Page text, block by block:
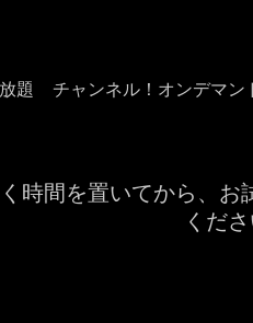
題 チャンネル！オンデマン
時間を置いてから、
くだ